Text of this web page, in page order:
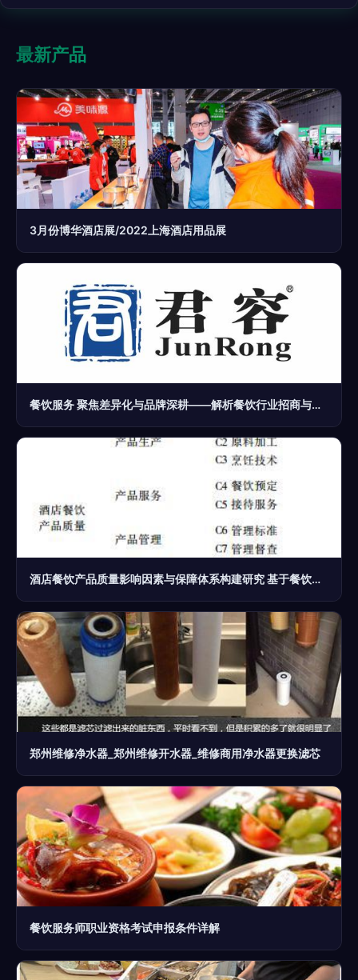
最新产品
3月份博华酒店展/2022上海酒店用品展
餐饮服务 聚焦差异化与品牌深耕——解析餐饮行业招商与加盟新趋势
酒店餐饮产品质量影响因素与保障体系构建研究 基于餐饮服务视角
郑州维修净水器_郑州维修开水器_维修商用净水器更换滤芯
餐饮服务师职业资格考试申报条件详解